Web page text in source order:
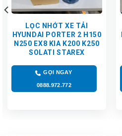
LỌC NHỚT XE TẢI
HYUNDAI PORTER 2 H150
N250 EX8 KIA K200 K250
SOLATI STAREX
GỌI NGAY
0888.972.772